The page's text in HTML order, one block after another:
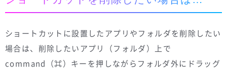
ショートカットに設置したアプリやフォルダを削除したい
場合は、削除したいアプリ（フォルダ）上で
command（⌘）キーを押しながらフォルダ外にドラッグ